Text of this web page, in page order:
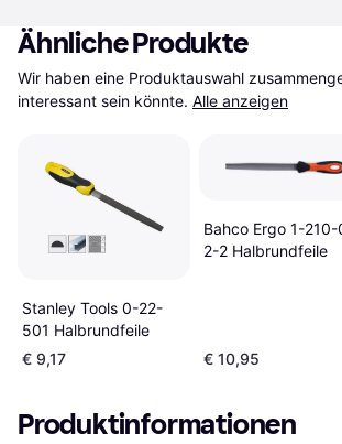
Ähnliche Produkte
Wir haben eine Produktauswahl
interessant sein könnte. Alle anzeigen
Stanley Tools 0-22-
501 Halbrundfeile
€ 9,17
Bahco Ergo 1-
2-2 Halbrundfeile
€ 10,95
Produktinformationen